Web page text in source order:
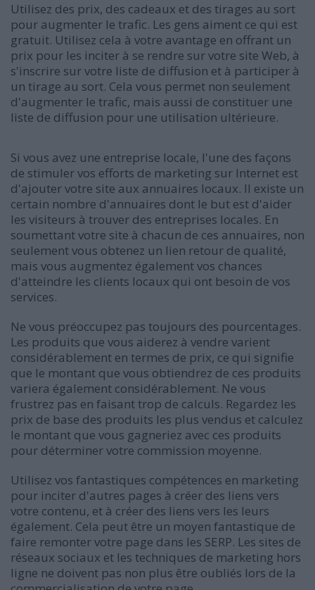
Utilisez des prix, des cadeaux et des tirages au sort
pour augmenter le trafic. Les gens aiment ce qui est
gratuit. Utilisez cela à votre avantage en offrant un
prix pour les inciter à se rendre sur votre site Web, à
s'inscrire sur votre liste de diffusion et à participer à
un tirage au sort. Cela vous permet non seulement
d'augmenter le trafic, mais aussi de constituer une
liste de diffusion pour une utilisation ultérieure.
Si vous avez une entreprise locale, l'une des façons
de stimuler vos efforts de marketing sur Internet est
d'ajouter votre site aux annuaires locaux. Il existe un
certain nombre d'annuaires dont le but est d'aider
les visiteurs à trouver des entreprises locales. En
soumettant votre site à chacun de ces annuaires, non
seulement vous obtenez un lien retour de qualité,
mais vous augmentez également vos chances
d'atteindre les clients locaux qui ont besoin de vos
services.
Ne vous préoccupez pas toujours des pourcentages.
Les produits que vous aiderez à vendre varient
considérablement en termes de prix, ce qui signifie
que le montant que vous obtiendrez de ces produits
variera également considérablement. Ne vous
frustrez pas en faisant trop de calculs. Regardez les
prix de base des produits les plus vendus et calculez
le montant que vous gagneriez avec ces produits
pour déterminer votre commission moyenne.
Utilisez vos fantastiques compétences en marketing
pour inciter d'autres pages à créer des liens vers
votre contenu, et à créer des liens vers les leurs
également. Cela peut être un moyen fantastique de
faire remonter votre page dans les SERP. Les sites de
réseaux sociaux et les techniques de marketing hors
ligne ne doivent pas non plus être oubliés lors de la